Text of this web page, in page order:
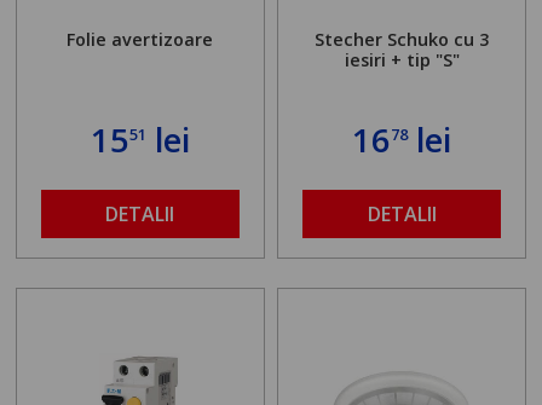
Folie avertizoare
1551 lei
DETALII
Stecher Schuko cu 3
iesiri + tip "S"
1678lei
DETALII